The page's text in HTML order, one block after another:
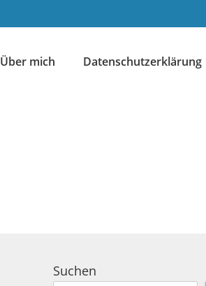
Über mich Datenschutzerklärung
Suchen